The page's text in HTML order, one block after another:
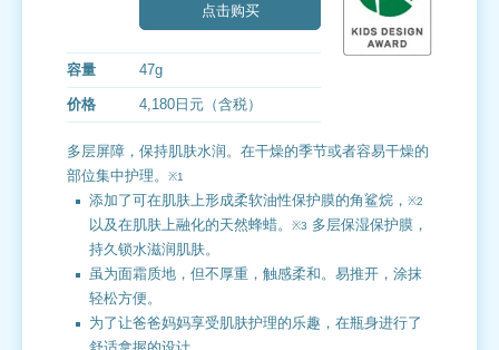
点击购买
容量 47g
价格 4,180日元（含税）
多层屏障，保持肌肤水润。在干燥的季节或者容易干燥的
部位集中护理。
※1
添加了可在肌肤上形成柔软油性保护膜的角鲨烷， ※2
以及在肌肤上融化的天然蜂蜡。 ※3 多层保湿保护膜，
持久锁水滋润肌肤。
虽为面霜质地，但不厚重，触感柔和。易推开，涂抹
轻松方便。
为了让爸爸妈妈享受肌肤护理的乐趣，在瓶身进行了